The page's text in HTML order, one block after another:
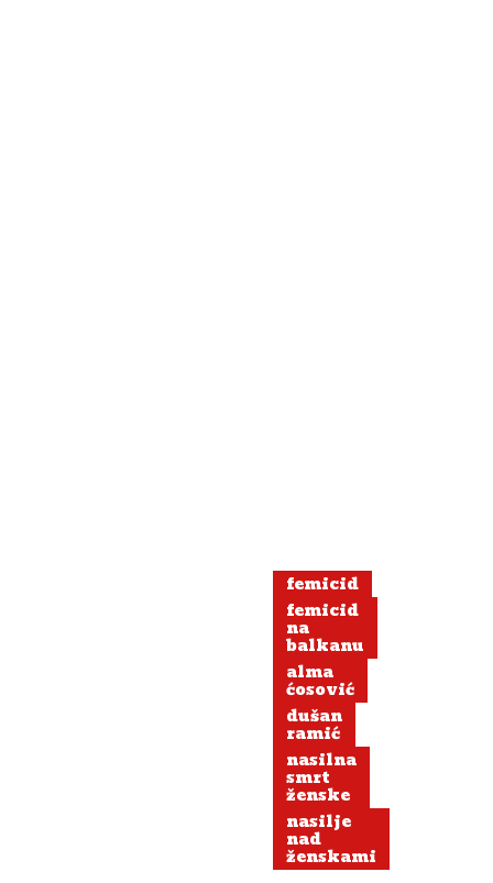
femicid
femicid
na
balkanu
alma
ćosović
dušan
ramić
nasilna
smrt
ženske
nasilje
nad
ženskami